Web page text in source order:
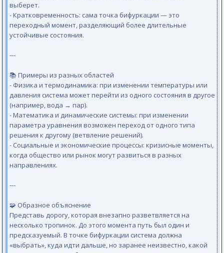
выберет.
- Кратковременность: сама точка бифуркации — это
переходный момент, разделяющий более длительные
устойчивые состояния.
---
📚 Примеры из разных областей
- Физика и термодинамика: при изменении температуры или
давления система может перейти из одного состояния в другое
(например, вода → пар).
- Математика и динамические системы: при изменении
параметра уравнения возможен переход от одного типа
решения к другому (ветвление решений).
- Социальные и экономические процессы: кризисные моменты,
когда общество или рынок могут развиться в разных
направлениях.
---
🧩 Образное объяснение
Представь дорогу, которая внезапно разветвляется на
несколько тропинок. До этого момента путь был один и
предсказуемый. В точке бифуркации система должна
«выбрать», куда идти дальше, но заранее неизвестно, какой